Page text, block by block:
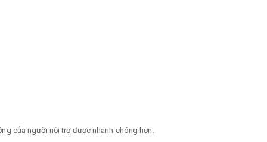
của người nội trợ được nhanh chóng hơn.